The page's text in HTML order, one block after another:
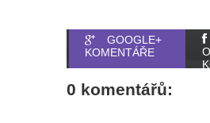
GOOGLE+
KOMENTÁŘE
0 komentářů: